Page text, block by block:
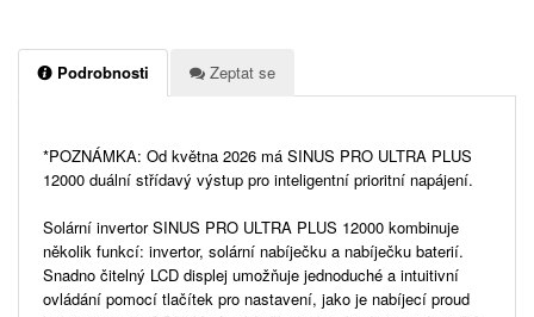
Podrobnosti Zeptat se
*POZNÁMKA: Od května 2026 má SINUS PRO ULTRA PLUS
12000 duální střídavý výstup pro inteligentní prioritní napájení.
Solární invertor SINUS PRO ULTRA PLUS 12000 kombinuje
několik funkcí: invertor, solární nabíječku a nabíječku baterií.
Snadno čitelný LCD displej umožňuje jednoduché a intuitivní
ovládání pomocí tlačítek pro nastavení, jako je nabíjecí proud